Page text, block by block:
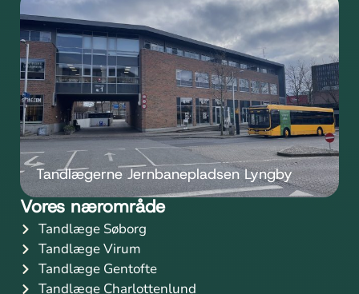
Tandlægerne Jernbanepladsen Lyngby
Vores nærområde
Tandlæge Søborg
Tandlæge Virum
Tandlæge Gentofte
Tandlæge Charlottenlund